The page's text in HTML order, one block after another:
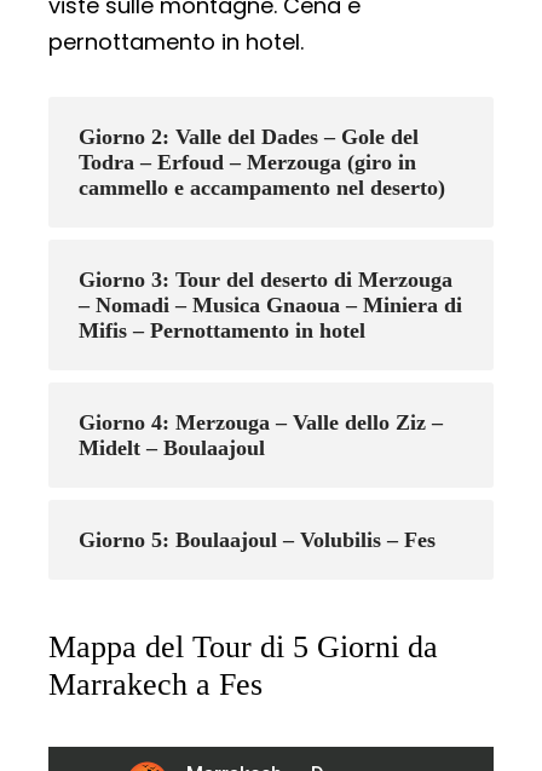
pernottamento in hotel.
Giorno 2: Valle del Dades – Gole del
Todra – Erfoud – Merzouga (giro in
cammello e accampamento nel deserto)
Giorno 3: Tour del deserto di Merzouga
– Nomadi – Musica Gnaoua – Miniera di
Mifis – Pernottamento in hotel
Giorno 4: Merzouga – Valle dello Ziz –
Midelt – Boulaajoul
Giorno 5: Boulaajoul – Volubilis – Fes
Mappa del Tour di 5 Giorni da
Marrakech a Fes